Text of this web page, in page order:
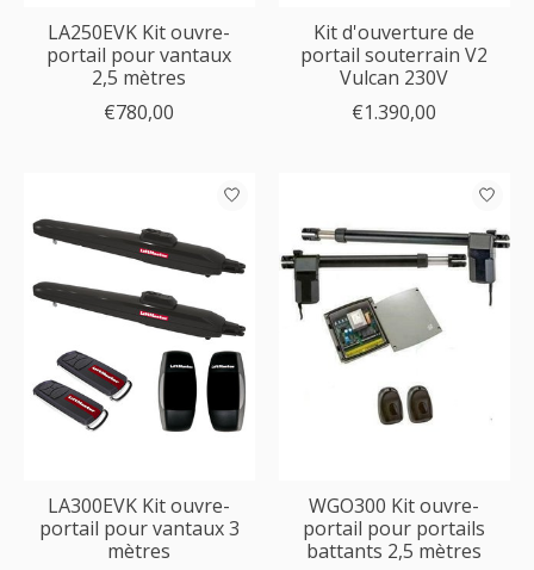
LA250EVK Kit ouvre-
portail pour vantaux
2,5 mètres
€780,00
Kit d'ouverture de
portail souterrain V2
Vulcan 230V
€1.390,00
LA300EVK Kit ouvre-
portail pour vantaux 3
mètres
WGO300 Kit ouvre-
portail pour portails
battants 2,5 mètres